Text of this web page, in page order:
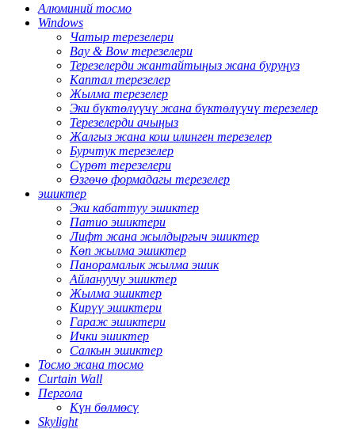
Алюминий тосмо
Windows
Чатыр терезелери
Bay & Bow терезелери
Терезелерди жантайтыңыз жана буруңуз
Каптал терезелер
Жылма терезелер
Эки бүктөлүүчү жана бүктөлүүчү терезелер
Терезелерди ачыңыз
Жалгыз жана кош илинген терезелер
Бурчтук терезелер
Сүрөт терезелери
Өзгөчө формадагы терезелер
эшиктер
Эки кабаттуу эшиктер
Патио эшиктери
Лифт жана жылдыргыч эшиктер
Көп жылма эшиктер
Панорамалык жылма эшик
Айлануучу эшиктер
Жылма эшиктер
Кирүү эшиктери
Гараж эшиктери
Ички эшиктер
Салкын эшиктер
Тосмо жана тосмо
Curtain Wall
Пергола
Күн бөлмөсү
Skylight